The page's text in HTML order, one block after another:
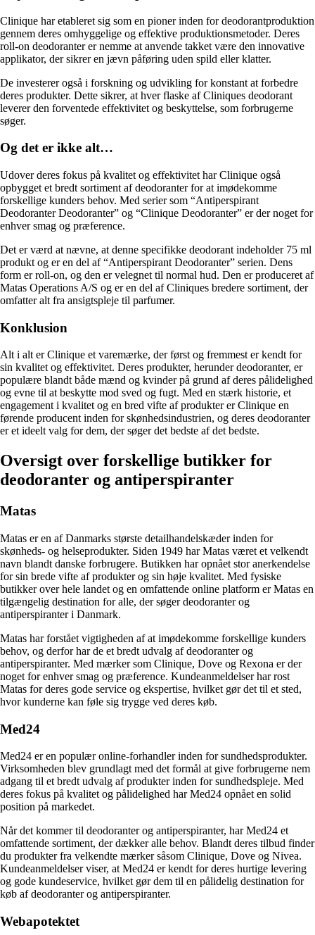
Clinique har etableret sig som en pioner inden for deodorantproduktion
gennem deres omhyggelige og effektive produktionsmetoder. Deres
roll-on deodoranter er nemme at anvende takket være den innovative
applikator, der sikrer en jævn påføring uden spild eller klatter.
De investerer også i forskning og udvikling for konstant at forbedre
deres produkter. Dette sikrer, at hver flaske af Cliniques deodorant
leverer den forventede effektivitet og beskyttelse, som forbrugerne
søger.
Og det er ikke alt…
Udover deres fokus på kvalitet og effektivitet har Clinique også
opbygget et bredt sortiment af deodoranter for at imødekomme
forskellige kunders behov. Med serier som “Antiperspirant
Deodoranter Deodoranter” og “Clinique Deodoranter” er der noget for
enhver smag og præference.
Det er værd at nævne, at denne specifikke deodorant indeholder 75 ml
produkt og er en del af “Antiperspirant Deodoranter” serien. Dens
form er roll-on, og den er velegnet til normal hud. Den er produceret af
Matas Operations A/S og er en del af Cliniques bredere sortiment, der
omfatter alt fra ansigtspleje til parfumer.
Konklusion
Alt i alt er Clinique et varemærke, der først og fremmest er kendt for
sin kvalitet og effektivitet. Deres produkter, herunder deodoranter, er
populære blandt både mænd og kvinder på grund af deres pålidelighed
og evne til at beskytte mod sved og fugt. Med en stærk historie, et
engagement i kvalitet og en bred vifte af produkter er Clinique en
førende producent inden for skønhedsindustrien, og deres deodoranter
er et ideelt valg for dem, der søger det bedste af det bedste.
Oversigt over forskellige butikker for
deodoranter og antiperspiranter
Matas
Matas er en af Danmarks største detailhandelskæder inden for
skønheds- og helseprodukter. Siden 1949 har Matas været et velkendt
navn blandt danske forbrugere. Butikken har opnået stor anerkendelse
for sin brede vifte af produkter og sin høje kvalitet. Med fysiske
butikker over hele landet og en omfattende online platform er Matas en
tilgængelig destination for alle, der søger deodoranter og
antiperspiranter i Danmark.
Matas har forstået vigtigheden af ​​at imødekomme forskellige kunders
behov, og derfor har de et bredt udvalg af deodoranter og
antiperspiranter. Med mærker som Clinique, Dove og Rexona er der
noget for enhver smag og præference. Kundeanmeldelser har rost
Matas for deres gode service og ekspertise, hvilket gør det til et sted,
hvor kunderne kan føle sig trygge ved deres køb.
Med24
Med24 er en populær online-forhandler inden for sundhedsprodukter.
Virksomheden blev grundlagt med det formål at give forbrugerne nem
adgang til et bredt udvalg af produkter inden for sundhedspleje. Med
deres fokus på kvalitet og pålidelighed har Med24 opnået en solid
position på markedet.
Når det kommer til deodoranter og antiperspiranter, har Med24 et
omfattende sortiment, der dækker alle behov. Blandt deres tilbud finder
du produkter fra velkendte mærker såsom Clinique, Dove og Nivea.
Kundeanmeldelser viser, at Med24 er kendt for deres hurtige levering
og gode kundeservice, hvilket gør dem til en pålidelig destination for
køb af deodoranter og antiperspiranter.
Webapotektet